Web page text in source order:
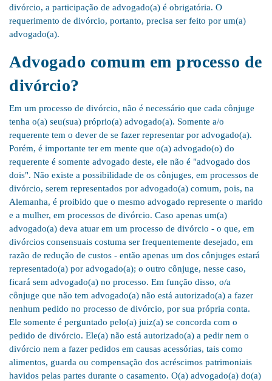
divórcio, a participação de advogado(a) é obrigatória. O
requerimento de divórcio, portanto, precisa ser feito por um(a)
advogado(a).
Advogado comum em processo de
divórcio?
Em um processo de divórcio, não é necessário que cada cônjuge
tenha o(a) seu(sua) próprio(a) advogado(a). Somente a/o
requerente tem o dever de se fazer representar por advogado(a).
Porém, é importante ter em mente que o(a) advogado(o) do
requerente é somente advogado deste, ele não é "advogado dos
dois". Não existe a possibilidade de os cônjuges, em processos de
divórcio, serem representados por advogado(a) comum, pois, na
Alemanha, é proibido que o mesmo advogado represente o marido
e a mulher, em processos de divórcio. Caso apenas um(a)
advogado(a) deva atuar em um processo de divórcio - o que, em
divórcios consensuais costuma ser frequentemente desejado, em
razão de redução de custos - então apenas um dos cônjuges estará
representado(a) por advogado(a); o outro cônjuge, nesse caso,
ficará sem advogado(a) no processo. Em função disso, o/a
cônjuge que não tem advogado(a) não está autorizado(a) a fazer
nenhum pedido no processo de divórcio, por sua própria conta.
Ele somente é perguntado pelo(a) juiz(a) se concorda com o
pedido de divórcio. Ele(a) não está autorizado(a) a pedir nem o
divórcio nem a fazer pedidos em causas acessórias, tais como
alimentos, guarda ou compensação dos acréscimos patrimoniais
havidos pelas partes durante o casamento. O(a) advogado(a) do(a)